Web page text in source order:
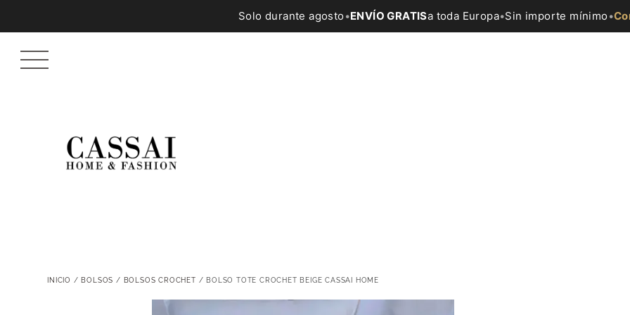
Solo durante agosto •ENVÍO GRATISa toda Europa•Sin importe mínimo •
INICIO / BOLSOS / BOLSOS CROCHET / BOLSO TOTE CROCHET BEIGE CASSAI HOME